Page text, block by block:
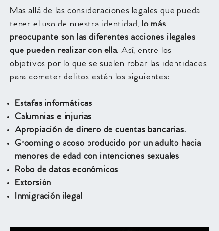
Mas allá de las consideraciones legales que pueda
tener el uso de nuestra identidad, lo más
preocupante son las diferentes acciones ilegales
que pueden realizar con ella. Así, entre los
objetivos por lo que se suelen robar las identidades
para cometer delitos están los siguientes:
Estafas informáticas
Calumnias e injurias
Apropiación de dinero de cuentas bancarias.
Grooming o acoso producido por un adulto hacia
menores de edad con intenciones sexuales
Robo de datos económicos
Extorsión
Inmigración ilegal